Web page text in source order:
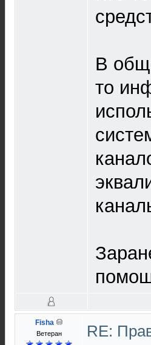
В
то
Fisha
Ветеран
RE: